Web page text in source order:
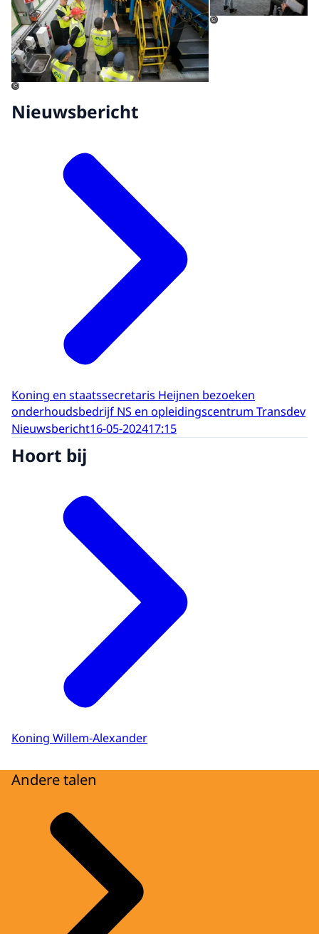
©
©
Nieuwsbericht
Koning en staatssecretaris Heijnen bezoeken
onderhoudsbedrijf NS en opleidingscentrum Transdev
Nieuwsbericht16-05-202417:15
Hoort bij
Koning Willem-Alexander
Andere talen